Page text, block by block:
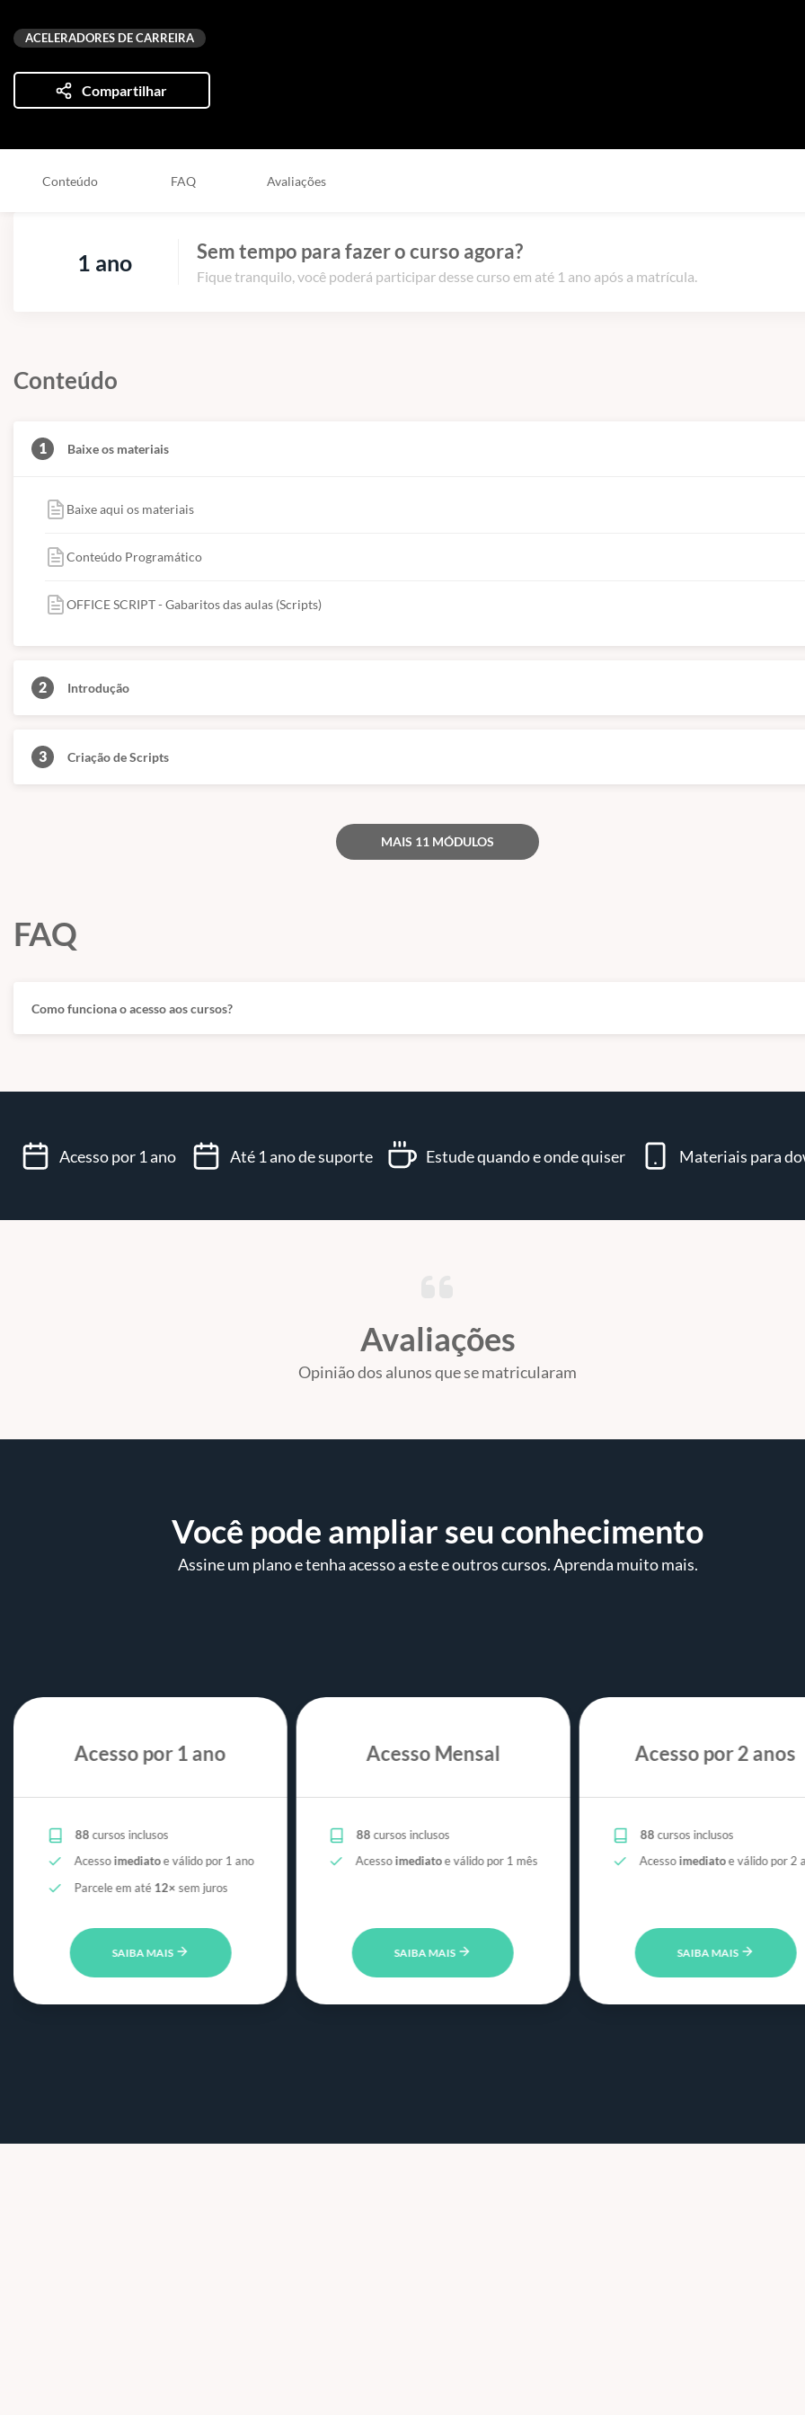
ACELERADORES DE CARREIRA
Compartilhar
Conteúdo FAQ Avaliações
1 ano Sem tempo para fazer o curso agora?
Fique tranquilo, você poderá participar desse curso em até 1 ano após a matrícula.
Conteúdo
1 Baixe os materiais
Baixe aqui os materiais
Conteúdo Programático
OFFICE SCRIPT - Gabaritos das aulas (Scripts)
2 Introdução
3 Criação de Scripts
MAIS 11 MÓDULOS
FAQ
Como funciona o acesso aos cursos?
Acesso por 1 ano Até 1 ano de suporte Estude quando e onde quiser Materiais para
Avaliações
Opinião dos alunos que se matricularam
Você pode ampliar seu conhecimento
Assine um plano e tenha acesso a este e outros cursos. Aprenda muito mais.
Acesso por 1 ano
88cursos inclusos
Acessoimediatoe válido por 1 ano
Parcele em até12× sem juros
SAIBA MAIS
Acesso Mensal
88cursos inclusos
Acessoimediatoe válido por 1 mês
SAIBA MAIS
Acesso por 2 anos
88cursos inclusos
Acessoimediatoe válido por 2
SAIBA MAIS